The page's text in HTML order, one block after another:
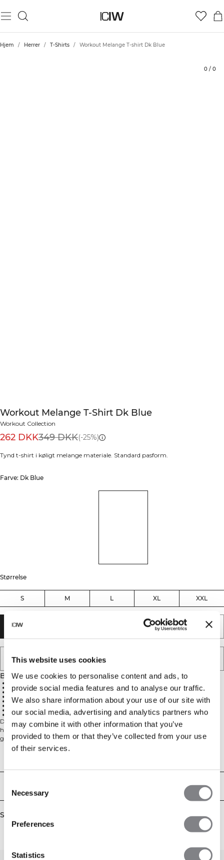
This website uses cookies
We use cookies to personalise content and ads, to
provide social media features and to analyse our traffic.
We also share information about your use of our site with
our social media, advertising and analytics partners who
may combine it with other information that you’ve
provided to them or that they’ve collected from your use
of their services.
Selection
Necessary
Preferences
Statistics
Hjem / Herrer / T-Shirts / Workout Melange T-shirt Dk Blue
0 / 0
Workout Melange T-Shirt Dk Blue
Workout Collection
262 DKK349 DKK(-25%)
Tynd t-shirt i køligt melange materiale. Standard pasform.
Farve: Dk Blue
Størrelse
S M L XL XXL
TILFØJ TIL ØNSKESKYEN
Beskrivelse
Let materiale med glat overflade
Raglan-ærmer for fuld bevægelsesfrihed og et sporty look
Holder dig tør og afkølet under træning
Behandlet med fugtafledende egenskaber
Tilgængelig i flere farver
Standard pasform
Denne melange t-shirt er meget populær. Materialet er let og føles glat,
hvilket gør t-shirten velegnet til enhver form for træning. Raglan-ærmer
giver fuld bevægelsesfrihed og et sporty look. Holder dig tør og afkølet under
hård træning. T-shirten har ICIW-tryk og er behandlet med fugtafledende
Similar products